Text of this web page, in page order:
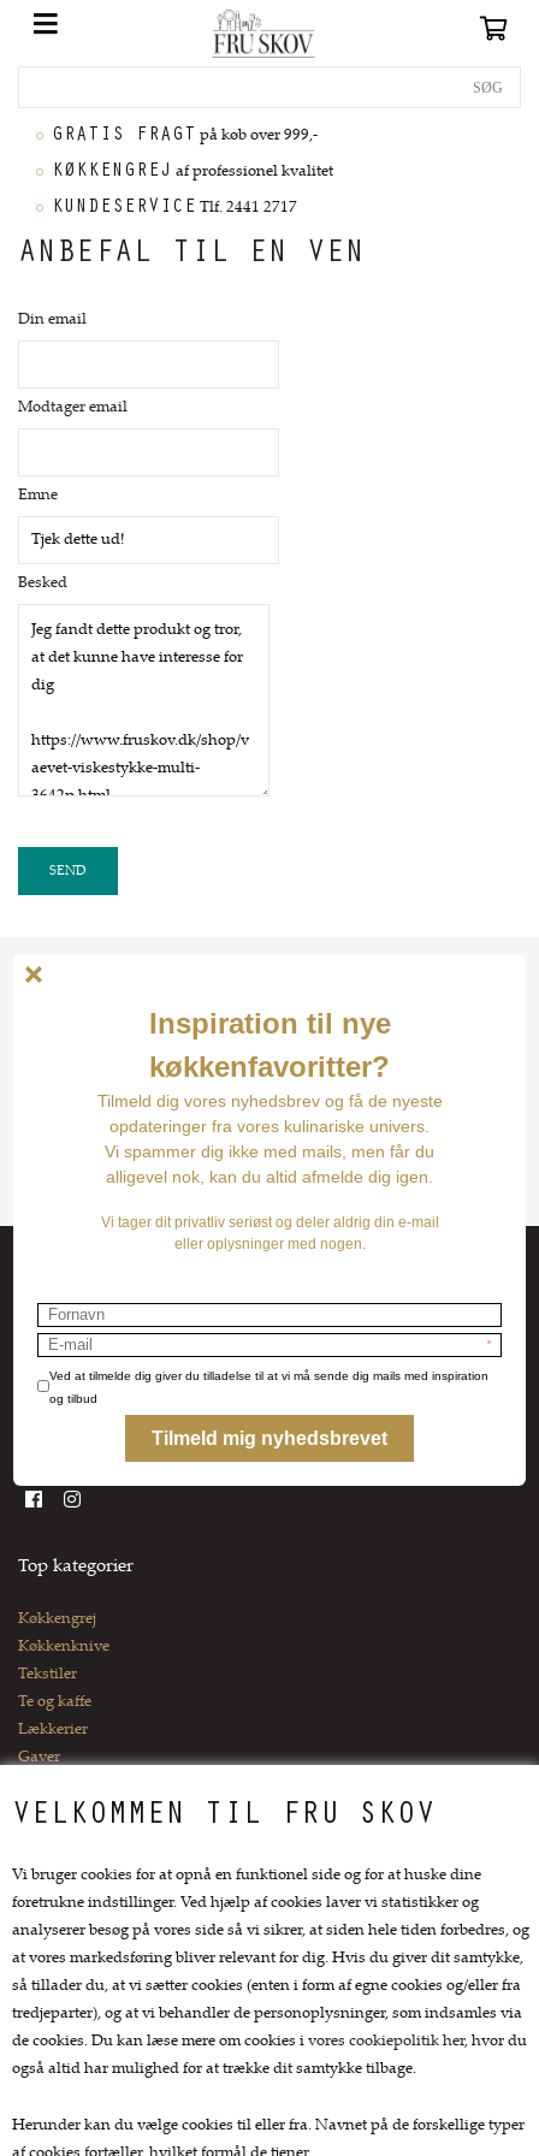
VELKOMMEN TIL FRU SKOV
Vi bruger cookies for at opnå en funktionel side og for at huske dine
foretrukne indstillinger. Ved hjælp af cookies laver vi statistikker og
analyserer besøg på vores side så vi sikrer, at siden hele tiden forbedres, og
at vores markedsføring bliver relevant for dig. Hvis du giver dit samtykke,
så tillader du, at vi sætter cookies (enten i form af egne cookies og/eller fra
tredjeparter), og at vi behandler de personoplysninger, som indsamles via
de cookies. Du kan læse mere om cookies i vores cookiepolitik her, hvor du
også altid har mulighed for at trække dit samtykke tilbage.
Herunder kan du vælge cookies til eller fra. Navnet på de forskellige typer
GRATIS FRAGT på køb over 999,-
KØKKENGREJ af professionel kvalitet
KUNDESERVICE Tlf. 2441 2717
ANBEFAL TIL EN VEN
Din email
Modtager email
Emne
Besked
Fru Skov
Bredgade 11
8740 Brædstrup
Top kategorier
Køkkengrej
Køkkenknive
Tekstiler
Te og kaffe
Lækkerier
Gaver
Kundeservice.
Forside
Kurv
Bestil
Nyheder
Tilbud
Profil
Vilkår
Fragtpriser
Kontakt
Favorit